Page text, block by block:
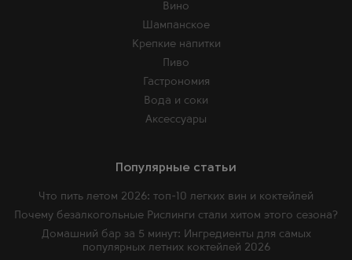
Вино
Шампанское
Крепкие напитки
Пиво
Гастрономия
Вода и соки
Аксессуары
Популярные статьи
Что пить летом 2026: топ-10 легких вин и коктейлей
Почему безалкогольные Рислинги стали хитом этого сезона?
Домашний бар за 5 минут: Ингредиенты для самых
популярных летних коктейлей 2026